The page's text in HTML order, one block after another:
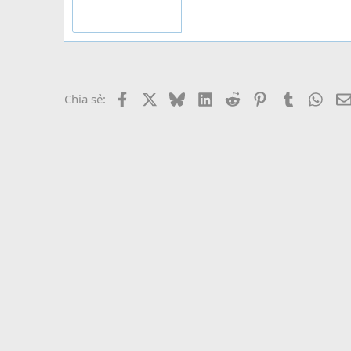
Chia sẻ: Facebook BlueskyLinkedIn
Reddit PinterestTumblr